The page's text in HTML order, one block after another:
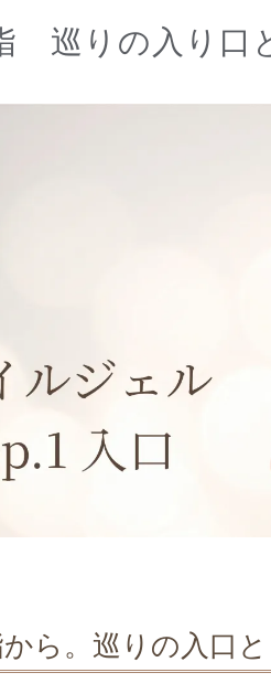
巡りの入り口
から。巡りの入口